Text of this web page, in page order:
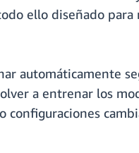
ello diseñado para
automáticamente
a entrenar los
configuraciones